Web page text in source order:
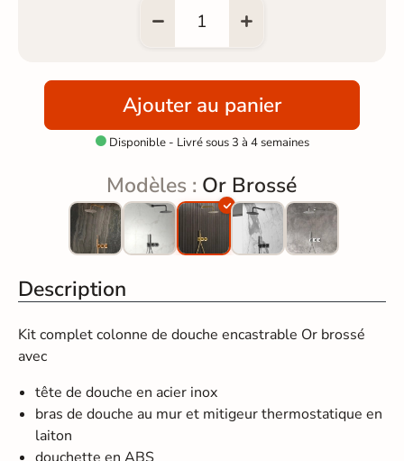
Ajouter au panier
Disponible - Livré sous 3 à 4 semaines
Modèles : Or Brossé
Description
Kit complet colonne de douche encastrable Or brossé
avec
tête de douche en acier inox
bras de douche au mur et mitigeur thermostatique en
laiton
douchette en ABS